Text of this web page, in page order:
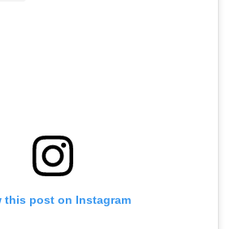
this post on Instagram